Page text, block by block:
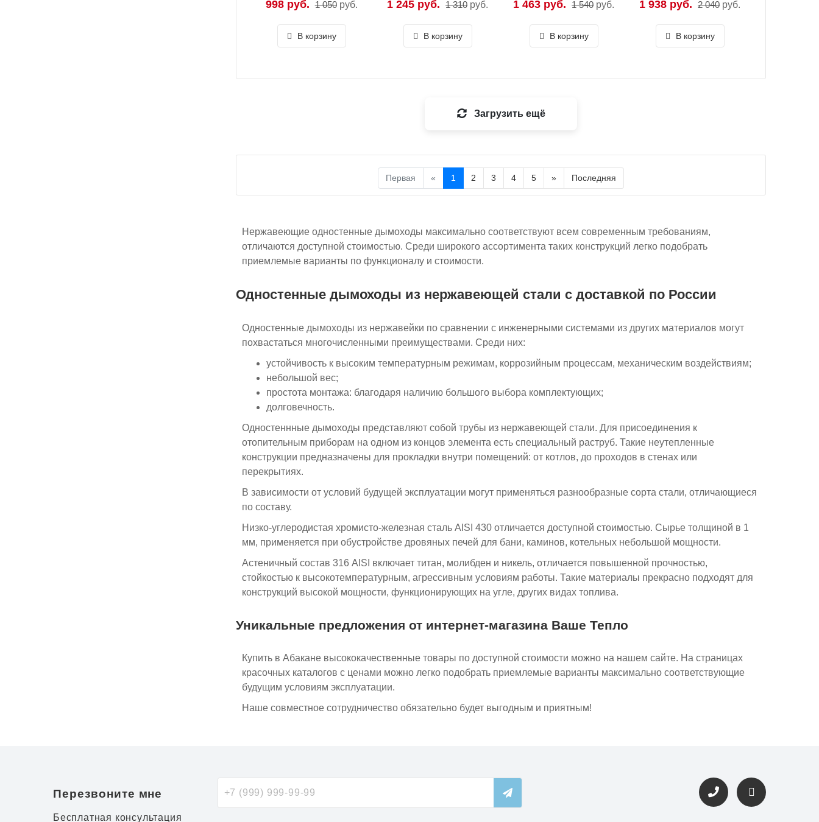
998 руб. 1 050 руб.
В корзину
1 245 руб. 1 310 руб.
В корзину
1 463 руб. 1 540 руб.
В корзину
1 938 руб. 2 040 руб.
В корзину
Загрузить ещё
Первая « 1 2 3 4 5 » Последняя
Нержавеющие одностенные дымоходы максимально соответствуют всем современным требованиям,
отличаются доступной стоимостью. Среди широкого ассортимента таких конструкций легко подобрать
приемлемые варианты по функционалу и стоимости.
Одностенные дымоходы из нержавеющей стали с доставкой по России
Одностенные дымоходы из нержавейки по сравнении с инженерными системами из других материалов могут
похвастаться многочисленными преимуществами. Среди них:
устойчивость к высоким температурным режимам, коррозийным процессам, механическим воздействиям;
небольшой вес;
простота монтажа: благодаря наличию большого выбора комплектующих;
долговечность.
Одностеннные дымоходы представляют собой трубы из нержавеющей стали. Для присоединения к
отопительным приборам на одном из концов элемента есть специальный раструб. Такие неутепленные
конструкции предназначены для прокладки внутри помещений: от котлов, до проходов в стенах или
перекрытиях.
В зависимости от условий будущей эксплуатации могут применяться разнообразные сорта стали, отличающиеся
по составу.
Низко-углеродистая хромисто-железная сталь AISI 430 отличается доступной стоимостью. Сырье толщиной в 1
мм, применяется при обустройстве дровяных печей для бани, каминов, котельных небольшой мощности.
Астеничный состав 316 AISI включает титан, молибден и никель, отличается повышенной прочностью,
стойкостью к высокотемпературным, агрессивным условиям работы. Такие материалы прекрасно подходят для
конструкций высокой мощности, функционирующих на угле, других видах топлива.
Уникальные предложения от интернет-магазина Ваше Тепло
Купить в Абакане высококачественные товары по доступной стоимости можно на нашем сайте. На страницах
красочных каталогов с ценами можно легко подобрать приемлемые варианты максимально соответствующие
будущим условиям эксплуатации.
Наше совместное сотрудничество обязательно будет выгодным и приятным!
Перезвоните мне
Бесплатная консультация